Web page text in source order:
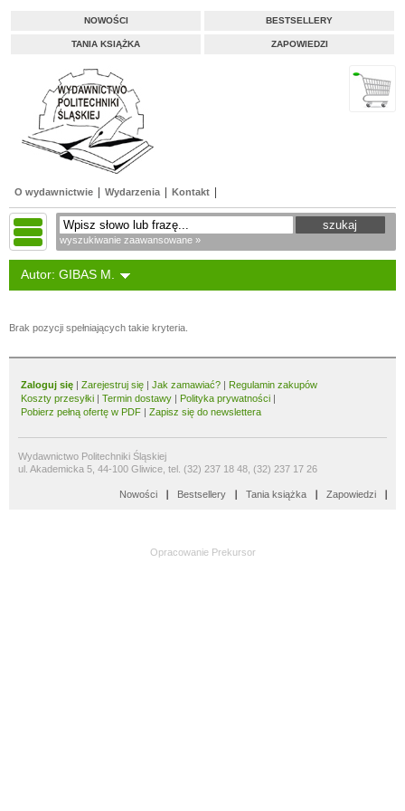
NOWOŚCI BESTSELLERY
TANIA KSIĄŻKA ZAPOWIEDZI
O wydawnictwie Wydarzenia Kontakt
wyszukiwanie zaawansowane »
Autor: GIBAS M.
Brak pozycji spełniających takie kryteria.
Zaloguj się | Zarejestruj się | Jak zamawiać? | Regulamin zakupów
Koszty przesyłki | Termin dostawy | Polityka prywatności |
Pobierz pełną ofertę w PDF | Zapisz się do newslettera
Wydawnictwo Politechniki Śląskiej
ul. Akademicka 5, 44-100 Gliwice, tel. (32) 237 18 48, (32) 237 17 26
Nowości Bestsellery Tania książka Zapowiedzi
Opracowanie Prekursor